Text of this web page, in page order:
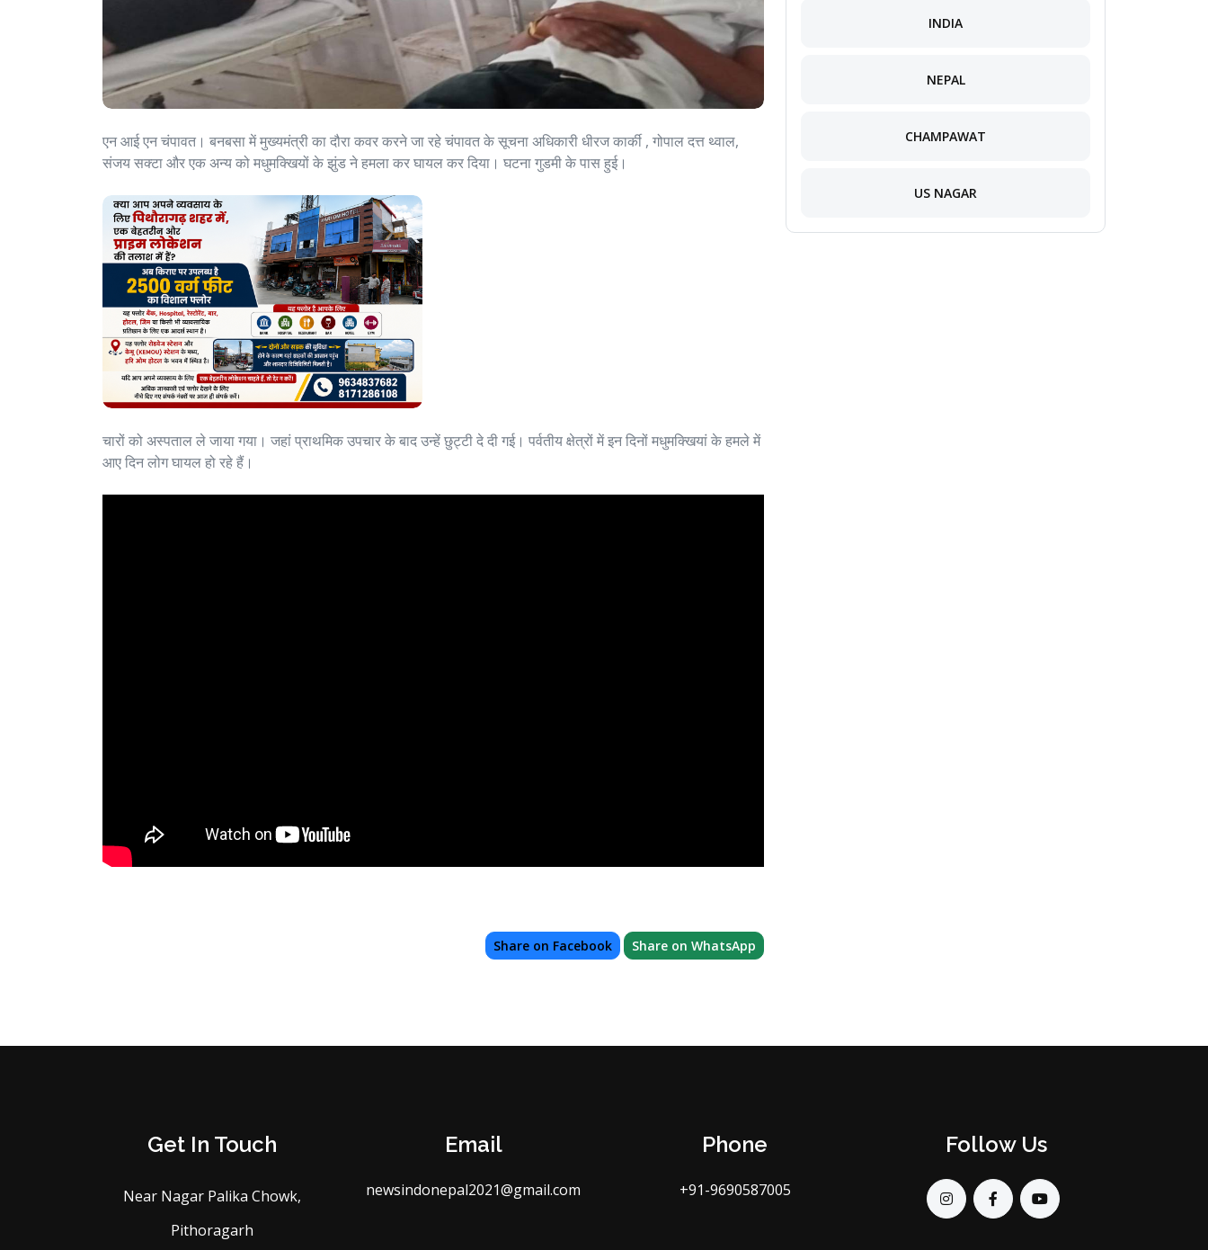
एन आई एन चंपावत। बनबसा में मुख्यमंत्री का दौरा कवर करने जा रहे चंपावत के सूचना अधिकारी धीरज कार्की , गोपाल दत्त थ्वाल,
संजय सक्टा और एक अन्य को मधुमक्खियों के झुंड ने हमला कर घायल कर दिया। घटना गुडमी के पास हुई।
चारों को अस्पताल ले जाया गया। जहां प्राथमिक उपचार के बाद उन्हें छुट्टी दे दी गई। पर्वतीय क्षेत्रों में इन दिनों मधुमक्खियां के हमले में
आए दिन लोग घायल हो रहे हैं।
Share on Facebook Share on WhatsApp
INDIA
NEPAL
CHAMPAWAT
US NAGAR
Get In Touch
Near Nagar Palika Chowk,
Pithoragarh
Email
newsindonepal2021@gmail.com
Phone
+91-9690587005
Follow Us